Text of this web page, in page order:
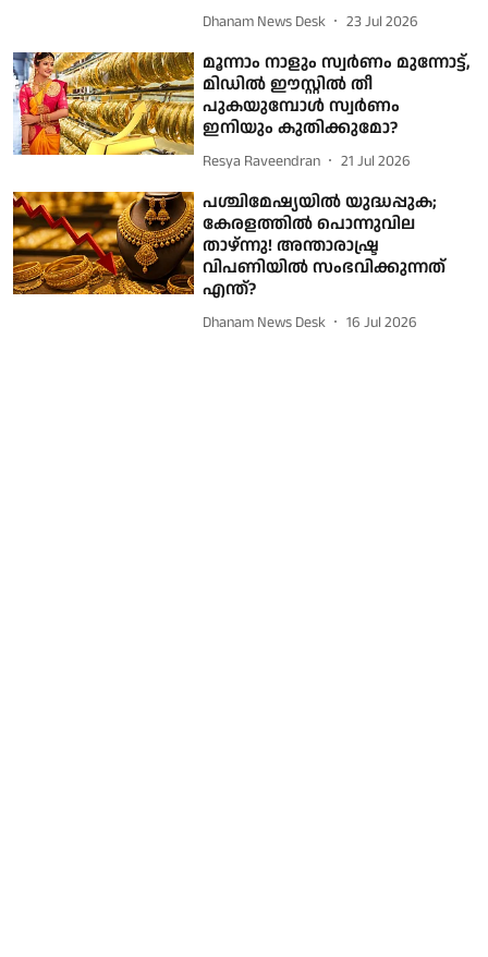
Dhanam News Desk 23 Jul 2026
മൂന്നാം നാളും സ്വര്‍ണം മുന്നോട്ട്,
മിഡിൽ ഈസ്റ്റിൽ തീ
പുകയുമ്പോൾ സ്വർണം
ഇനിയും കുതിക്കുമോ?
Resya Raveendran 21 Jul 2026
പശ്ചിമേഷ്യയിൽ യുദ്ധപ്പുക;
കേരളത്തിൽ പൊന്നുവില
താഴ്ന്നു! അന്താരാഷ്ട്ര
വിപണിയിൽ സംഭവിക്കുന്നത്
എന്ത്?
Dhanam News Desk 16 Jul 2026